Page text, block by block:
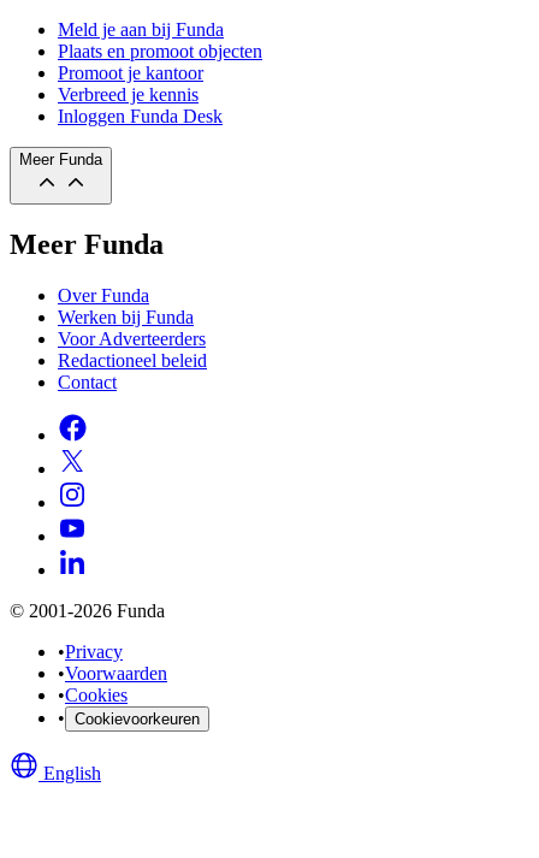
Meld je aan bij Funda
Plaats en promoot objecten
Promoot je kantoor
Verbreed je kennis
Inloggen Funda Desk
Meer Funda
Meer Funda
Over Funda
Werken bij Funda
Voor Adverteerders
Redactioneel beleid
Contact
© 2001-2026 Funda
•Privacy
•Voorwaarden
•Cookies
• Cookievoorkeuren
English